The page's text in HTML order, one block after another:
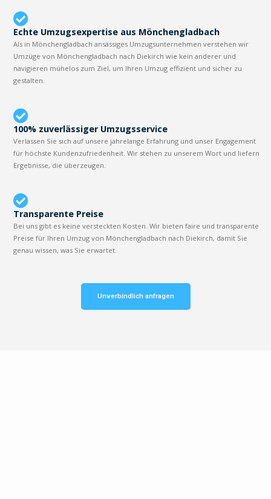
Echte Umzugsexpertise aus Mönchengladbach
Als in Mönchengladbach ansässiges Umzugsunternehmen verstehen wir
Umzüge von Mönchengladbach nach Diekirch wie kein anderer und
navigieren mühelos zum Ziel, um Ihren Umzug effizient und sicher zu
gestalten.
100% zuverlässiger Umzugsservice
Verlassen Sie sich auf unsere jahrelange Erfahrung und unser Engagement
für höchste Kundenzufriedenheit. Wir stehen zu unserem Wort und liefern
Ergebnisse, die überzeugen.
Transparente Preise
Bei uns gibt es keine versteckten Kosten. Wir bieten faire und transparente
Preise für Ihren Umzug von Mönchengladbach nach Diekirch, damit Sie
genau wissen, was Sie erwartet.
Unverbindlich anfragen